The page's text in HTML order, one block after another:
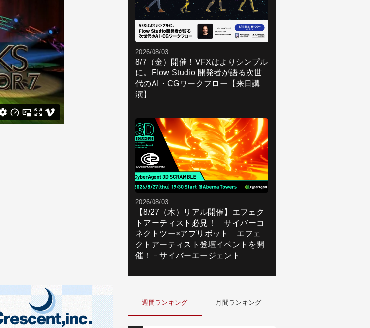
2026/08/03
8/7（金）開催！VFXはよりシンプル
に。Flow Studio 開発者が語る次世
代のAI・CGワークフロー【来日講
演】
2026/08/03
【8/27（木）リアル開催】エフェク
トアーティスト必見！ サイバーコ
ネクトツー×アプリボット エフェ
クトアーティスト登壇イベントを開
催！－サイバーエージェント
週間ランキング 月間ランキング